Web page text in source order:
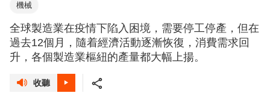
機械
全球製造業在疫情下陷入困境，需要停工停產，但在
過去12個月，隨着經濟活動逐漸恢復，消費需求回
升，各個製造業樞紐的產量都大幅上揚。
收聽